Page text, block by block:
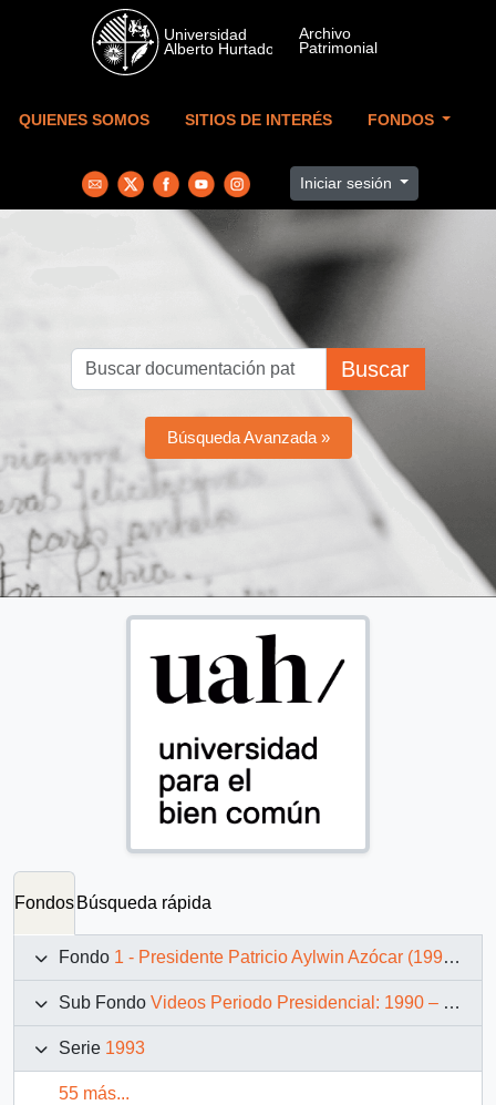
Skip to main content
QUIENES SOMOS SITIOS DE INTERÉS FONDOS
Iniciar sesión
Buscar
Búsqueda Avanzada »
Fondos Búsqueda rápida
Fondo 1 - Presidente Patricio Aylwin Azócar (1990-1994)
Sub Fondo Videos Periodo Presidencial: 1990 – 1994
Serie 1993
55 más...